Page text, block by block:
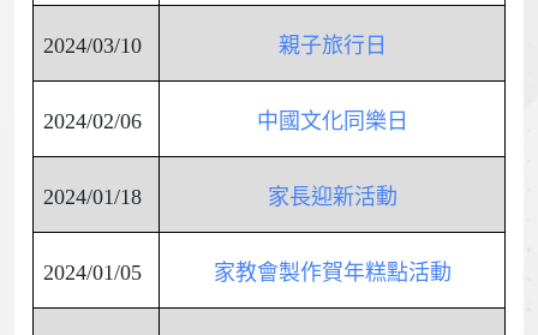
2024/03/10 親子旅行日
2024/02/06 中國文化同樂日
2024/01/18 家長迎新活動
2024/01/05 家教會製作賀年糕點活動